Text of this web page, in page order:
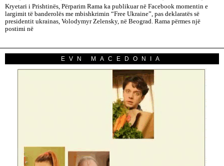
Kryetari i Prishtinës, Përparim Rama ka publikuar në Facebook momentin e
largimit të banderolës me mbishkrimin “Free Ukraine”, pas deklaratës së
presidentit ukrainas, Volodymyr Zelensky, në Beograd. Rama përmes një
postimi në
EVN MACEDONIA